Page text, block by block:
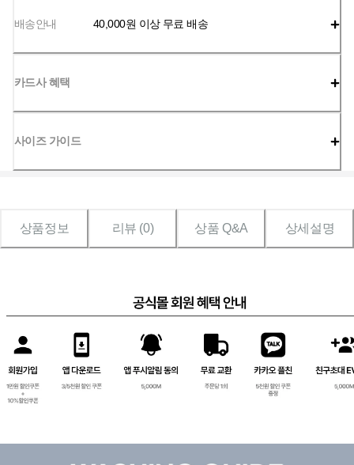
배송안내 40,000원 이상 무료 배송
카드사 혜택
사이즈 가이드
상품정보 리뷰 (0) 상품 Q&A 상세설명